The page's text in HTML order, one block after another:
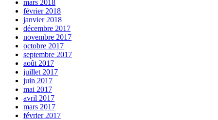
mars 2018
février 2018
janvier 2018
décembre 2017
novembre 2017
octobre 2017
septembre 2017
août 2017
juillet 2017
juin 2017
mai 2017
avril 2017
mars 2017
février 2017